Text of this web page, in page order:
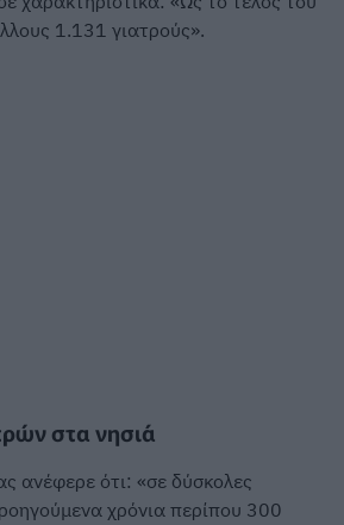
1.131 γιατρούς».
στα νησιά
ανέφερε ότι: «σε δύσκολες
χρόνια περίπου 300